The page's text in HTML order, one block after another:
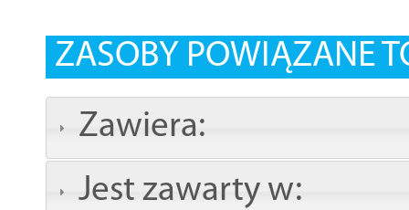
ZASOBY POWIĄZANE
Zawiera:
Jest zawarty w: